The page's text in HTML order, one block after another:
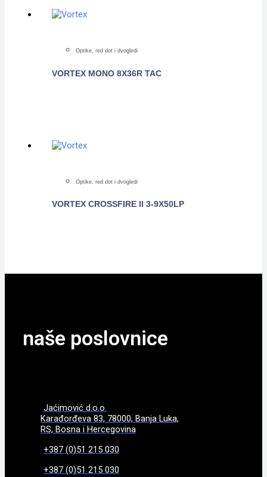
Optike, red dot i dvogledi
VORTEX MONO 8X36R TAC
Optike, red dot i dvogledi
VORTEX CROSSFIRE II 3-9X50LP
naše poslovnice
Jaćimović d.o.o.
Karađorđeva 83, 78000, Banja Luka,
RS, Bosna i Hercegovina
+387 (0)51 215 030
+387 (0)51 215 030